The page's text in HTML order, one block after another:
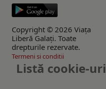
Copyright © 2026 Viaţa
Liberă Galaţi. Toate
drepturile rezervate.
Termeni si conditii
Listă cookie-uri